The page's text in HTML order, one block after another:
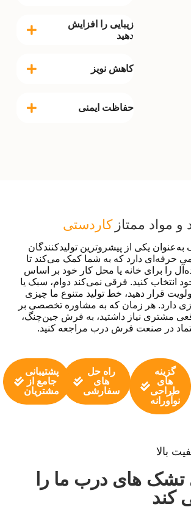
زیبایی را افزایش
دهید
کاهش نویز
حفاظت ایمنی
و مواد ممتاز کاردستی
یکی از پیشروترین تولیدکنندگان
حرفه‌ای دارد که به شما کمک می‌کند تا
را برای خانه یا محل کار خود بر اساس
انتخاب کنید. فرقی نمی‌کند دوام، سبک یا
قرار دهید، خط تولید متنوع ما چیزی
دارد. هر زمان که به مشاوره تخصصی بر
مشتری نیاز داشتید، به فرش جین‌چنگ،
در صنعت فرش درب مراجعه کنید.
گزینه
های
طراحی
نوآورانه
راه حل
های
سفارشی
پشتیبانی
جامع از
مشتریان
های درب ما را
کند